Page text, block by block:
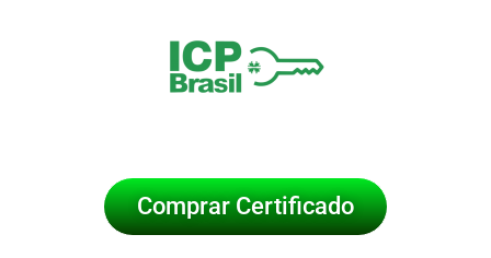
Comprar Certificado